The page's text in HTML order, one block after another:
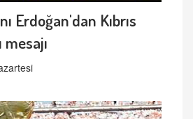
Erdoğan'dan Kıbrıs
mesajı